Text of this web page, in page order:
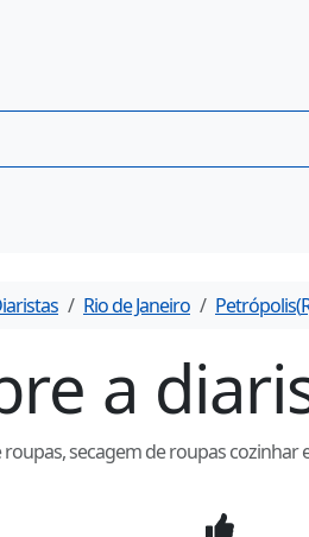
Rio de Janeiro Petrópolis(
a
roupas, secagem de roupas